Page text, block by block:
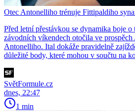
Otec Antonelliho trénuje Fittipaldiho
Před letní přestávkou se dynamika boje
závodních víkendech otočila ve
Antonelliho. Ital dokáže pravidelně
důležité body, které mohou v součtu na
SvětFormule.cz
dnes, 22:47
1 min